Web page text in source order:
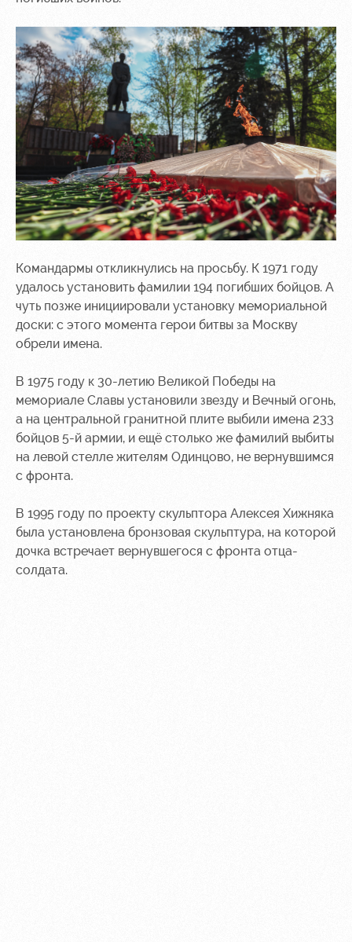
Командармы откликнулись на просьбу. К 1971 году
удалось установить фамилии 194 погибших бойцов. А
чуть позже инициировали установку мемориальной
доски: с этого момента герои битвы за Москву
обрели имена.
В 1975 году к 30-летию Великой Победы на
мемориале Славы установили звезду и Вечный огонь,
а на центральной гранитной плите выбили имена 233
бойцов 5-й армии, и ещё столько же фамилий выбиты
на левой стелле жителям Одинцово, не вернувшимся
с фронта.
В 1995 году по проекту скульптора Алексея Хижняка
была установлена бронзовая скульптура, на которой
дочка встречает вернувшегося с фронта отца-
солдата.